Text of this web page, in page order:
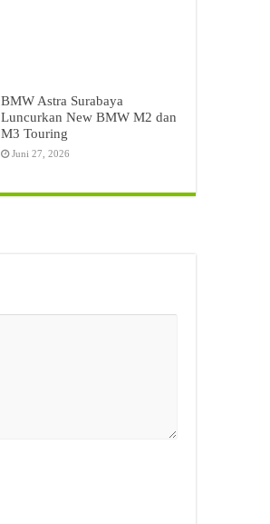
BMW Astra Surabaya
Luncurkan New BMW M2 dan
M3 Touring
Juni 27, 2026